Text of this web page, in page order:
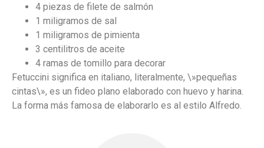
4 piezas de filete de salmón
1 miligramos de sal
1 miligramos de pimienta
3 centilitros de aceite
4 ramas de tomillo para decorar
Fetuccini significa en italiano, literalmente, \»pequeñas
cintas\», es un fideo plano elaborado con huevo y harina.
La forma más famosa de elaborarlo es al estilo Alfredo.